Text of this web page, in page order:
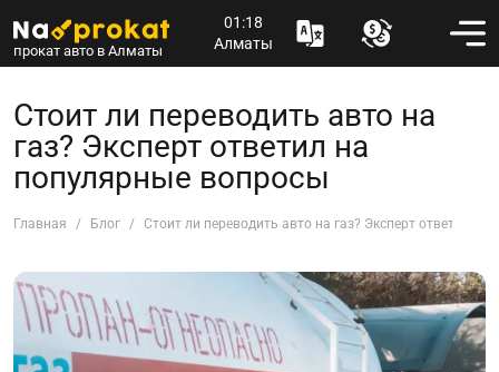
прокат авто в Алматы
01:18
Алматы
Стоит ли переводить авто на
газ? Эксперт ответил на
популярные вопросы
Главная Блог Стоит ли переводить авто на газ? Эксперт ответил